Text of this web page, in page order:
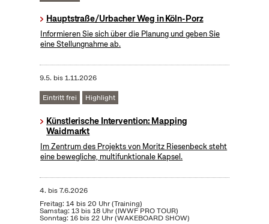
Hauptstraße/Urbacher Weg in Köln-Porz
Informieren Sie sich über die Planung und geben Sie
eine Stellungnahme ab.
9.5. bis1.11.2026
Eintritt frei Highlight
Künstlerische Intervention: Mapping
Waidmarkt
Im Zentrum des Projekts von Moritz Riesenbeck steht
eine bewegliche, multifunktionale Kapsel.
4. bis7.6.2026
Freitag: 14 bis 20 Uhr (Training)
Samstag: 13 bis 18 Uhr (IWWF PRO TOUR)
Sonntag: 16 bis 22 Uhr (WAKEBOARD SHOW)